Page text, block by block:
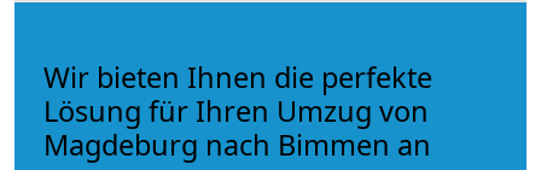
Wir bieten Ihnen die perfekte
Lösung für Ihren Umzug von
Magdeburg nach Bimmen an